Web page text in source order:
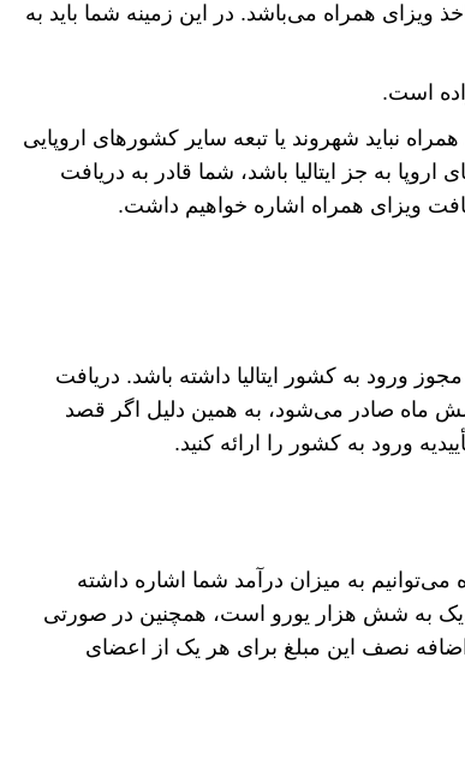
ویزای همراه می‌باشد. در این زمینه شما باید به
است.
نباید شهروند یا تبعه سایر کشور‌های اروپایی
به جز ایتالیا باشد، شما قادر به دریافت
ویزای همراه اشاره خواهیم داشت.
مجوز ورود به کشور ایتالیا داشته باشد. دریافت
شش ماه صادر می‌شود، به همین دلیل اگر قصد
ورود به کشور را ارائه کنید.
می‌توانیم به میزان درآمد شما اشاره داشته
به شش هزار یورو است، همچنین در صورتی
اضافه نصف این مبلغ برای هر یک از اعضای